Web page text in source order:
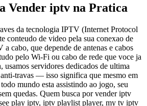
Vender iptv na Pratica
da tecnologia IPTV (Internet Protocol
conteudo de video pela sua conexao de
cabo, que depende de antenas e cabos
pelo Wi-Fi ou cabo de rede que voce ja
usamos servidores dedicados de ultima
travas — isso significa que mesmo em
mundo esta assistindo ao jogo, seu
quedas. Quem busca por vender iptv
play iptv, iptv playlist player, my tv iptv